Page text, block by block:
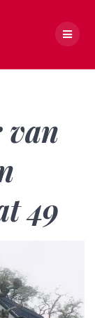
van
49